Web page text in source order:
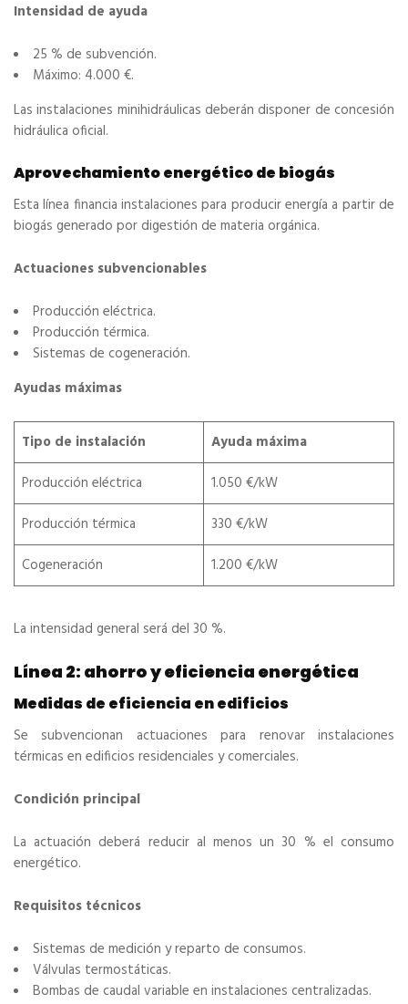
Intensidad de ayuda
25 % de subvención.
Máximo: 4.000 €.
Las instalaciones minihidráulicas deberán disponer de concesión
hidráulica oficial.
Aprovechamiento energético de biogás
Esta línea financia instalaciones para producir energía a partir de
biogás generado por digestión de materia orgánica.
Actuaciones subvencionables
Producción eléctrica.
Producción térmica.
Sistemas de cogeneración.
Ayudas máximas
Tipo de instalación
Ayuda máxima
Producción eléctrica
1.050 €/kW
Producción térmica
330 €/kW
Cogeneración
1.200 €/kW
La intensidad general será del 30 %.
Línea 2: ahorro y eficiencia energética
Medidas de eficiencia en edificios
Se subvencionan actuaciones para renovar instalaciones
térmicas en edificios residenciales y comerciales.
Condición principal
La actuación deberá reducir al menos un 30 % el consumo
energético.
Requisitos técnicos
Sistemas de medición y reparto de consumos.
Válvulas termostáticas.
Bombas de caudal variable en instalaciones centralizadas.